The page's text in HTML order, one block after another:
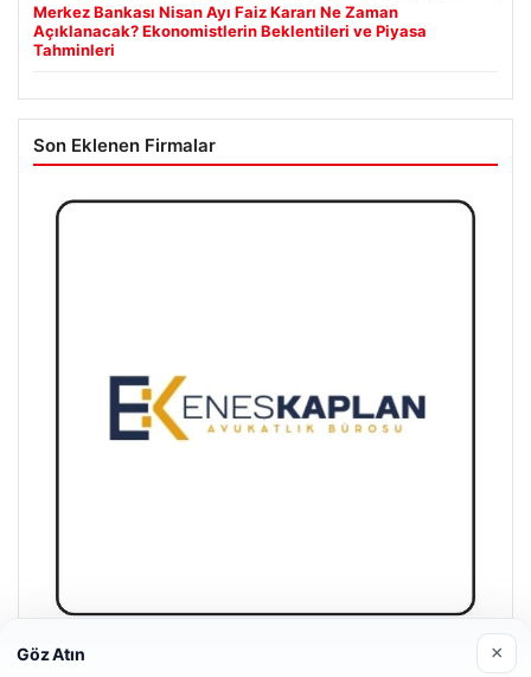
Merkez Bankası Nisan Ayı Faiz Kararı Ne Zaman
Açıklanacak? Ekonomistlerin Beklentileri ve Piyasa
Tahminleri
Son Eklenen Firmalar
Enes Kaplan Avukatlık Bürosu
Göz Atın ×